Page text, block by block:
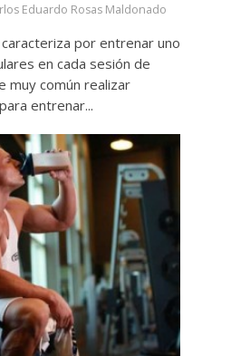
Eduardo Rosas Maldonado
por entrenar uno
en cada sesión de
muy común realizar
entrenar...